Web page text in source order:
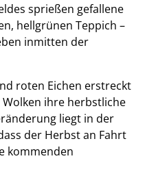
sprießen gefallene
hellgrünen Teppich –
inmitten der
roten Eichen erstreckt
ihre herbstliche
liegt in der
der Herbst an Fahrt
kommenden